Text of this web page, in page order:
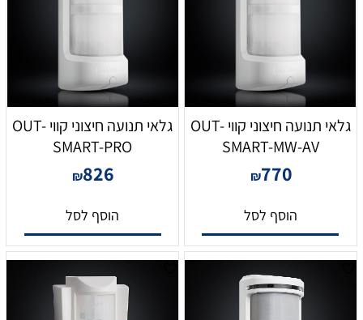
גלאי תנועה חיצוני קווי OUT-
SMART-MW-AV
₪770
הוסף לסל
גלאי תנועה חיצוני קווי OUT-
SMART-PRO
₪826
הוסף לסל